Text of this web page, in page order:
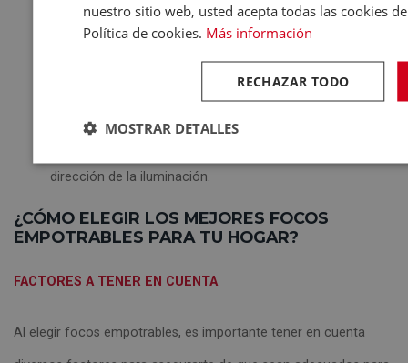
Focos empotrables cuadrados:Ofrecen un aspecto
dirección de la iluminación.
¿CÓMO ELEGIR LOS MEJORES FOCOS
EMPOTRABLES PARA TU HOGAR?
FACTORES A TENER EN CUENTA
Al elegir focos empotrables, es importante tener en cuenta
nuestro sitio web, usted acepta todas las cookies
Política de cookies. Más información
RECHAZAR TODO
MOSTRAR DETALLES